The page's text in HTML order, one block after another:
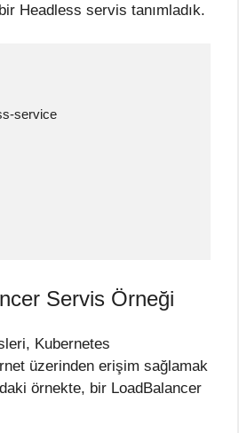
Headless servis tanımladık.
Servis Örneği
Kubernetes
üzerinden erişim sağlamak
örnekte, bir LoadBalancer